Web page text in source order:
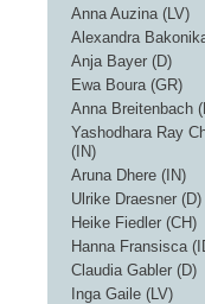
Anna Auzina (LV)
Alexandra
Anja Bayer (D)
Ewa Boura (GR)
Anna Breitenbach
Yashodhara Ray
(IN)
Aruna Dhere (IN)
Ulrike Draesner (D)
Heike Fiedler (CH)
Hanna Fransisca
Claudia Gabler (D)
Inga Gaile (LV)